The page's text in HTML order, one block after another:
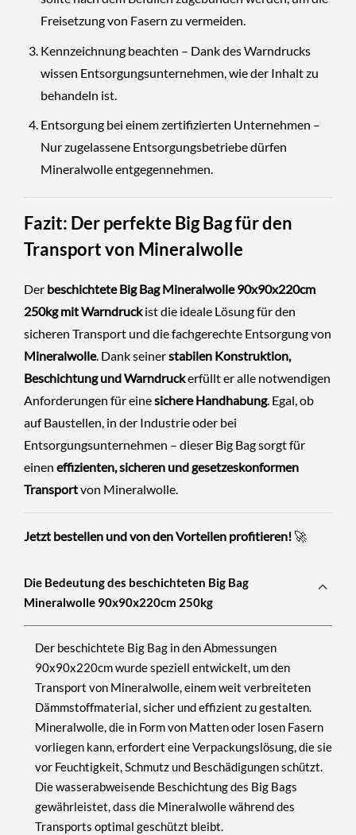
Freisetzung von Fasern zu vermeiden.
Kennzeichnung beachten – Dank des Warndrucks
wissen Entsorgungsunternehmen, wie der Inhalt zu
behandeln ist.
Entsorgung bei einem zertifizierten Unternehmen –
Nur zugelassene Entsorgungsbetriebe dürfen
Mineralwolle entgegennehmen.
Fazit: Der perfekte Big Bag für den
Transport von Mineralwolle
Der beschichtete Big Bag Mineralwolle 90x90x220cm
250kg mit Warndruckist die ideale Lösung für den
sicheren Transport und die fachgerechte Entsorgung von
Mineralwolle. Dank seinerstabilen Konstruktion,
Beschichtung und Warndruckerfüllt er alle notwendigen
Anforderungen für einesichere Handhabung. Egal, ob
auf Baustellen, in der Industrie oder bei
Entsorgungsunternehmen – dieser Big Bag sorgt für
einen effizienten, sicheren und gesetzeskonformen
Transportvon Mineralwolle.
Jetzt bestellen und von den Vorteilen profitieren! 🚀
Die Bedeutung des beschichteten Big Bag
Mineralwolle 90x90x220cm 250kg
Der beschichtete Big Bag in den Abmessungen
90x90x220cm wurde speziell entwickelt, um den
Transport von Mineralwolle, einem weit verbreiteten
Dämmstoffmaterial, sicher und effizient zu gestalten.
Mineralwolle, die in Form von Matten oder losen Fasern
vorliegen kann, erfordert eine Verpackungslösung, die sie
vor Feuchtigkeit, Schmutz und Beschädigungen schützt.
Die wasserabweisende Beschichtung des Big Bags
gewährleistet, dass die Mineralwolle während des
Transports optimal geschützt bleibt.